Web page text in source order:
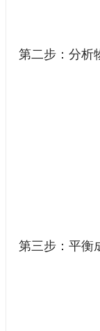
第二步：分析
第三步：平衡